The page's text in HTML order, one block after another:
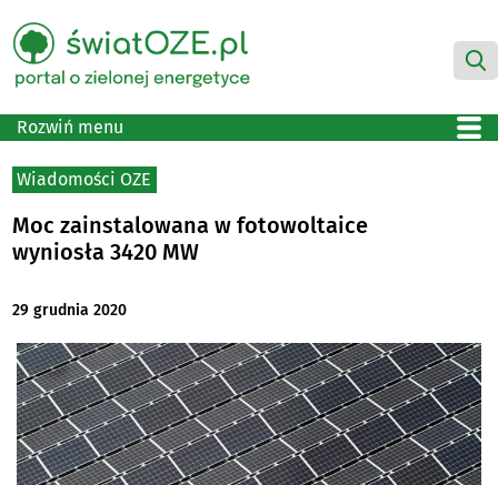
Rozwiń menu
Wiadomości OZE
Moc zainstalowana w fotowoltaice
wyniosła 3420 MW
29 grudnia 2020